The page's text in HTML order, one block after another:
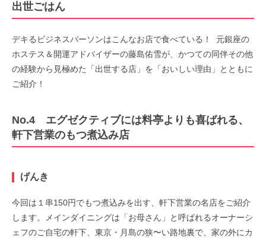
出世ごはん
デキるビジネスパーソンはこんなお店で食べている！
元銀座の
ホステス＆開運アドバイザーの藤島佑雪が、かつての同伴その他
の経験から見極めた「出世する店」を「おいしい理由」とともに
ご紹介！
No.4 エグゼクティブには料亭よりも喜ばれる、
軒下営業のもつ煮込み店
げんき
今回は１串150円でもつ煮込みを出す、軒下営業の名店をご紹介
します。メインダイニングは「お母さん」と呼ばれるオーナーシ
ェフのご自宅の軒下、東京・月島の狭〜い路地裏で、家の外にカ